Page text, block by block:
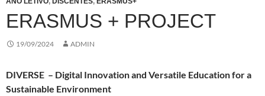
ERASMUS + PROJECT
19/09/2024 ADMIN
DIVERSE – Digital Innovation and Versatile Education for a
Sustainable Environment